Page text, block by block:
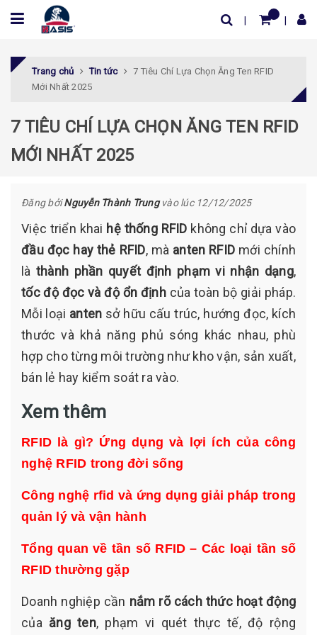
Trang chủ Tin tức
7 Tiêu Chí Lựa Chọn Ăng Ten RFID
Mới Nhất 2025
7 TIÊU CHÍ LỰA CHỌN ĂNG TEN RFID
MỚI NHẤT 2025
Đăng bởiNguyễn Thành Trungvào lúc 12/12/2025
Việc triển khai hệ thống RFID không chỉ dựa vào
đầu đọc hay thẻ RFID, mà anten RFID mới chính
là thành phần quyết định phạm vi nhận dạng,
tốc độ đọc và độ ổn địnhcủa toàn bộ giải pháp.
Mỗi loại anten sở hữu cấu trúc, hướng đọc, kích
thước và khả năng phủ sóng khác nhau, phù
hợp cho từng môi trường như kho vận, sản xuất,
bán lẻ hay kiểm soát ra vào.
Xem thêm
RFID là gì? Ứng dụng và lợi ích của công
nghệ RFID trong đời sống
Công nghệ rfid và ứng dụng giải pháp trong
quản lý và vận hành
Tổng quan về tần số RFID – Các loại tần số
RFID thường gặp
Doanh nghiệp cần nắm rõ cách thức hoạt động
của ăng ten, phạm vi quét thực tế, độ rộng